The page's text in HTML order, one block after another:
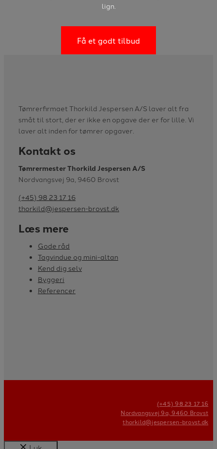
lign.
Få et godt tilbud
Tømrerfirmaet Thorkild Jespersen A/S laver alt fra
småt til stort, der er ikke en opgave der er for lille. Vi
laver alt inden for tømrer opgaver.
Kontakt os
Tømrermester Thorkild Jespersen A/S
Nordvangsvej 9a, 9460 Brovst
(+45) 98 23 17 16
thorkild@jespersen-brovst.dk
Læs mere
Gode råd
Tagvindue og mini-altan
Kend dig selv
Byggeri
Referencer
(+45) 98 23 17 16
Nordvangsvej 9a, 9460 Brovst
thorkild@jespersen-brovst.dk